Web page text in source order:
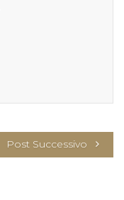
Post Successivo